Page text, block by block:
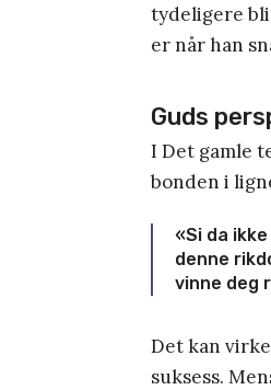
tydeligere
er når han
Guds
I Det gamle
bonden i
«Si da
denne
vinne deg
Det kan
suksess.